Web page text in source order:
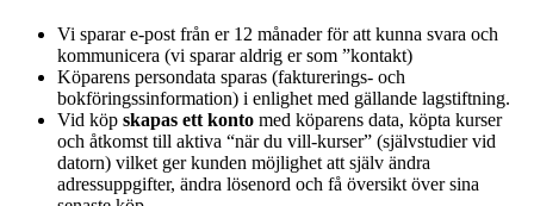
Vi sparar e-post från er 12 månader för att kunna svara och
kommunicera (vi sparar aldrig er som ”kontakt)
Köparens persondata sparas (fakturerings- och
bokföringssinformation) i enlighet med gällande lagstiftning.
Vid köp skapas ett konto med köparens data, köpta kurser
och åtkomst till aktiva “när du vill-kurser” (självstudier vid
datorn) vilket ger kunden möjlighet att själv ändra
adressuppgifter, ändra lösenord och få översikt över sina